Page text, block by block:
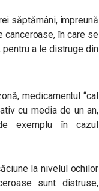
săptămâni, împreună
canceroase, în care se
a le distruge din
medicamentul “cal
cu media de un an,
exemplu în cazul
la nivelul ochilor
sunt distruse,